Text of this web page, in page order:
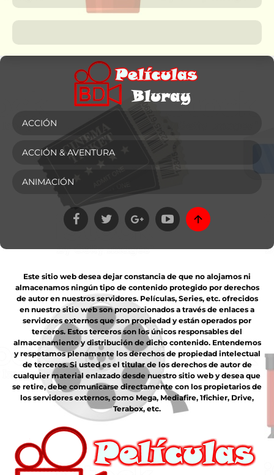
ACCIÓN
ACCIÓN & AVENTURA
ANIMACIÓN
Este sitio web desea dejar constancia de que no alojamos ni
almacenamos ningún tipo de contenido protegido por derechos
de autor en nuestros servidores. Películas, Series, etc. ofrecidos
en nuestro sitio web son proporcionados a través de enlaces a
servidores externos que son propiedad y están operados por
terceros. Estos terceros son los únicos responsables del
almacenamiento y distribución de dicho contenido. Entendemos
y respetamos plenamente los derechos de propiedad intelectual
de terceros. Si usted es el titular de los derechos de autor de
cualquier material enlazado desde nuestro sitio web y desea que
se retire, debe comunicarse directamente con los propietarios de
los servidores externos, como Mega, Mediafire, 1fichier, Drive,
Terabox, etc.